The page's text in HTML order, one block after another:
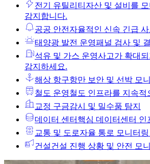
전기 유틸리티 자산 및 설비를
감지합니다.
공공 안전 자율적인 신속 긴급
태양광 발전 운영패널 검사 및
석유 및 가스 운영사고가 확대
감지하세요.
해상 항구항만 보안 및 선박 모
철도 운영철도 인프라를 지속적
교정 구금감시 및 밀수품 탐지
데이터 센터 핵심 데이터센터 인
교통 및 도로자율 통로 모니터
건설건설 진행 상황 및 안전 모